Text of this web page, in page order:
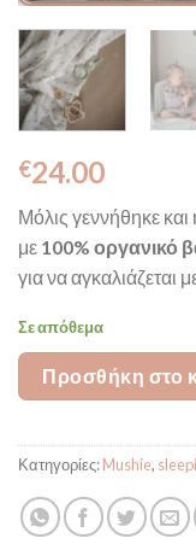
€24.00
Μόλις γεννήθηκε
με 100% οργανικό
για να αγκαλιάζεται
Σε απόθεμα
Προσθήκη στο
Κατηγορίες:Mushie,